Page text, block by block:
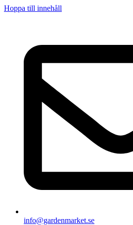
Hoppa till innehåll
info@gardenmarket.se